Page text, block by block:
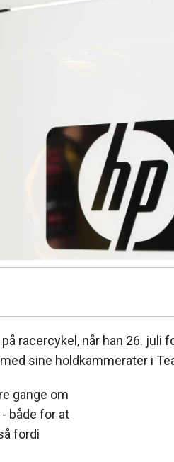
racercykel, når han 26. juli
sine holdkammerater i
gange om
både for at
fordi